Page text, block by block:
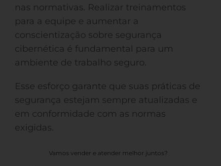
nas normativas. Realizar treinamentos
para a equipe e aumentar a
conscientização sobre segurança
cibernética é fundamental para um
ambiente de trabalho seguro.
Esse esforço garante que suas práticas de
segurança estejam sempre atualizadas e
em conformidade com as normas
exigidas.
Vamos vender e atender melhor juntos?